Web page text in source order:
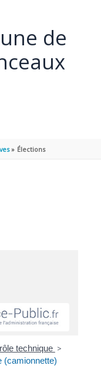
de
Élections
technique >
(camionnette)